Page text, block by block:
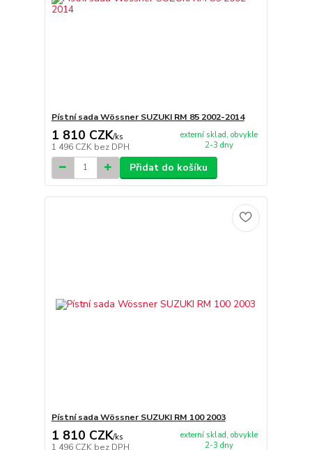
Pístní sada Wössner SUZUKI RM 85 2002-2014
1 810 CZK/ks
1 496 CZK bez DPH
externí sklad, obvykle
2-3 dny
Přidat do košíku
Pístní sada Wössner SUZUKI RM 100 2003
1 810 CZK/ks
1 496 CZK bez DPH
externí sklad, obvykle
2-3 dny